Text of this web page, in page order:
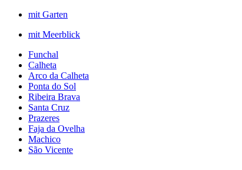
mit Garten
mit Meerblick
Funchal
Calheta
Arco da Calheta
Ponta do Sol
Ribeira Brava
Santa Cruz
Prazeres
Faja da Ovelha
Machico
São Vicente